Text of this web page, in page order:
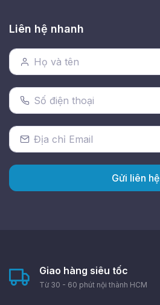
Liên hệ nhanh
Gửi liên hệ
Giao hàng siêu tốc
Từ 30 - 60 phút nội thành HCM